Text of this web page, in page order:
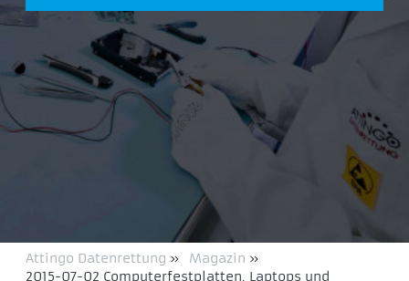
Attingo Datenrettung » Magazin »
2015-07-02 Computerfestplatten, Laptops und